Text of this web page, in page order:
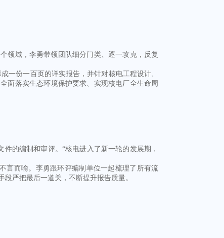
域，李勇带领团队细分门类、逐一攻克，反复
份一百页的详实报告，并针对核电工程设计、
面落实生态环境保护要求、实现核电厂全生命周
的编制和审评。“核电进入了新一轮的发展期，
而喻。李勇跟环评编制单位一起梳理了所有流
严把最后一道关，不断提升报告质量。